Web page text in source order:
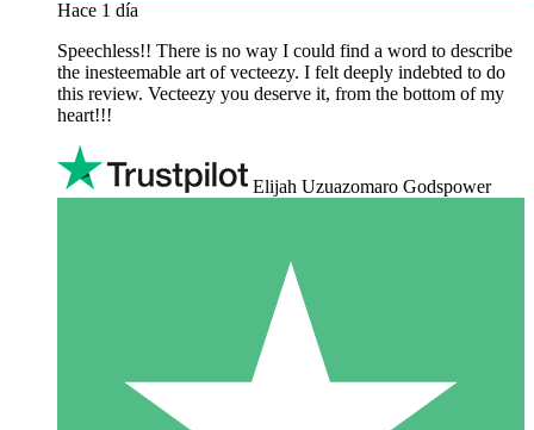
Hace 1 día
Speechless!! There is no way I could find a word to describe
the inesteemable art of vecteezy. I felt deeply indebted to do
this review. Vecteezy you deserve it, from the bottom of my
heart!!!
Elijah Uzuazomaro Godspower